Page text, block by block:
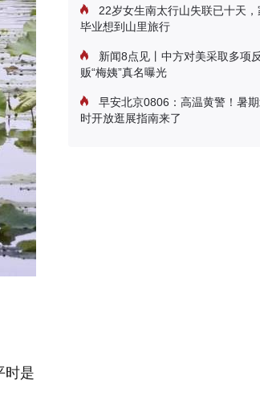
时是
22岁女生南太行山失联已十天
毕业想到山里旅行
新闻8点见丨中方对美采取多项
贩“梅姨”真名曝光
早安北京0806：高温黄警！暑
时开放逛展指南来了